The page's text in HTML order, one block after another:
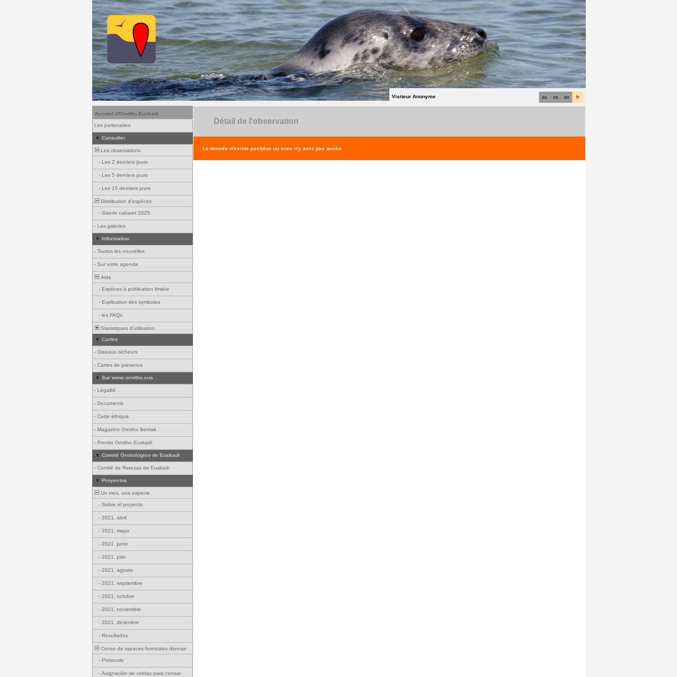
fr
en
es
eu
Visiteur Anonyme
Accueil d'Ornitho Euskadi
Les partenaires
Consulter
Les observations
- Les 2 derniers jours
- Les 5 derniers jours
- Les 15 derniers jours
Distribution d'espèces
- Sizerin cabaret 2025
- Les galeries
Information
- Toutes les nouvelles
- Sur votre agenda
Aide
- Espèces à publication limitée
- Explication des symboles
- les FAQs
Statistiques d'utilisation
Cartes
- Oiseaux nicheurs
- Cartes de présence
Sur www.ornitho.eus
- Légalité
- Documents
- Code éthique
- Magazine Ornitho Berriak
- Premio Ornitho Euskadi
Comité Ornitológico de Euskadi
- Comité de Rarezas de Euskadi
Proyectos
Un mes, una especie
- Sobre el proyecto
- 2021, abril
- 2021, mayo
- 2021, junio
- 2021, julio
- 2021, agosto
- 2021, septiembre
- 2021, octubre
- 2021, noviembre
- 2021, diciembre
- Resultados
Censo de rapaces forestales diurnas
- Protocolo
- Asignación de celdas para censar
Détail de l'observation
La donnée n'existe pas/plus ou vous n'y avez pas accès.